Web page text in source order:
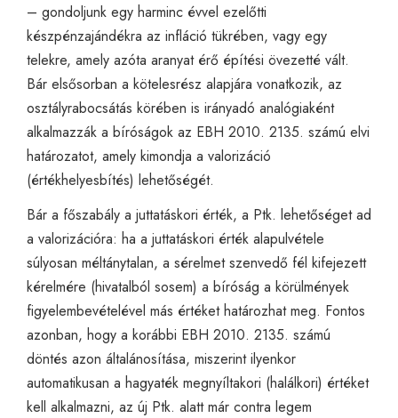
– gondoljunk egy harminc évvel ezelőtti
készpénzajándékra az infláció tükrében, vagy egy
telekre, amely azóta aranyat érő építési övezetté vált.
Bár elsősorban a kötelesrész alapjára vonatkozik, az
osztályrabocsátás körében is irányadó analógiaként
alkalmazzák a bíróságok az EBH 2010. 2135. számú elvi
határozatot, amely kimondja a valorizáció
(értékhelyesbítés) lehetőségét.
Bár a főszabály a juttatáskori érték, a Ptk. lehetőséget ad
a valorizációra: ha a juttatáskori érték alapulvétele
súlyosan méltánytalan, a sérelmet szenvedő fél kifejezett
kérelmére (hivatalból sosem) a bíróság a körülmények
figyelembevételével más értéket határozhat meg. Fontos
azonban, hogy a korábbi EBH 2010. 2135. számú
döntés azon általánosítása, miszerint ilyenkor
automatikusan a hagyaték megnyíltakori (halálkori) értéket
kell alkalmazni, az új Ptk. alatt már contra legem